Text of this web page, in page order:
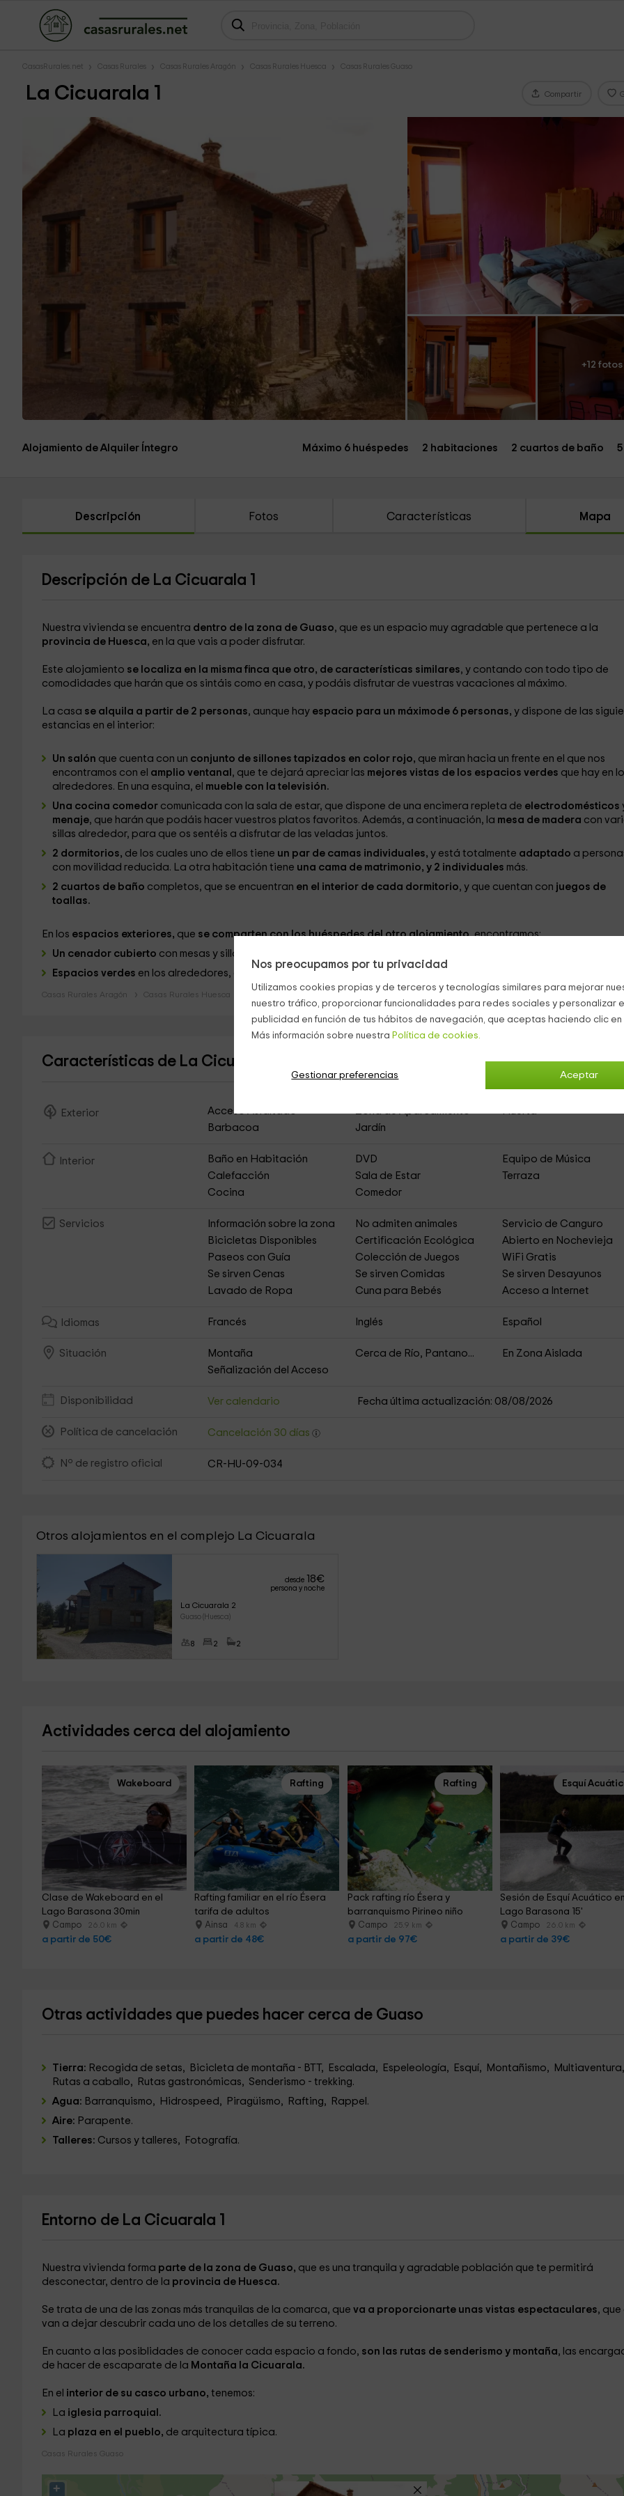
Nos preocupamos por tu privacidad
Utilizamos cookies propias y de terceros y tecnologías similares para mejorar
nuestro tráfico, proporcionar funcionalidades para redes sociales y personalizar
publicidad en función de tus hábitos de navegación, que aceptas haciendo clic
Más información sobre nuestra Política de cookies.
Aceptar
Gestionar preferencias
CasasRurales.net Casas Rurales Casas Rurales Aragón Casas Rurales Huesca Casas Rurales Guaso
La Cicuarala 1 Compartir
+12 fotos
Alojamiento de Alquiler Íntegro Máximo 6 huéspedes 2 habitaciones 2 cuartos de baño
Descripción Fotos Características Mapa
Descripción de La Cicuarala 1
Nuestra vivienda se encuentra dentro de la zona de Guaso, que es un espacio muy agradable que pertenece a la
provincia de Huesca, en la que vais a poder disfrutar.
Este alojamiento se localiza en la misma finca que otro, de características similares, y contando con todo tipo de
comodidades que harán que os sintáis como en casa, y podáis disfrutar de vuestras vacaciones al máximo.
La casa se alquila a partir de 2 personas, aunque hay espacio para un máximode 6 personas, y dispone de las
estancias en el interior:
Un salón que cuenta con un conjunto de sillones tapizados en color rojo, que miran hacia un frente en el que nos
encontramos con el amplio ventanal , que te dejará apreciar las mejores vistas de los espacios verdes que hay en
alrededores. En una esquina, el mueble con la televisión.
Una cocina comedor comunicada con la sala de estar, que dispone de una encimera repleta de electrodomésticos
menaje, que harán que podáis hacer vuestros platos favoritos. Además, a continuación, la mesa de madera con
sillas alrededor, para que os sentéis a disfrutar de las veladas juntos.
2 dormitorios, de los cuales uno de ellos tiene un par de camas individuales, y está totalmente adaptado a
con movilidad reducida. La otra habitación tiene una cama de matrimonio, y 2 individuales más.
2 cuartos de baño completos, que se encuentran en el interior de cada dormitorio, y que cuentan con juegos de
toallas.
En los espacios exteriores, que se comparten con los huéspedes del otro alojamiento, encontramos:
Un cenador cubierto con mesas y sillas, y
Espacios verdes en los alrededores, con una cama elástica para pasarlo en grande.
Casas Rurales Aragón Casas Rurales Huesca
Características de La Cicuarala 1
Exterior Acceso Asfaltado Zona de Aparcamiento
Huerta
Barbacoa
Jardín
Interior Baño en Habitación DVD
Equipo de Música
Calefacción
Sala de Estar
Terraza
Cocina
Comedor
Servicios Información sobre la zona No admiten animales
Servicio de Canguro
Bicicletas Disponibles
Certificación Ecológica
Abierto en Nochevieja
Paseos con Guía
Colección de Juegos
WiFi Gratis
Se sirven Cenas
Se sirven Comidas
Se sirven Desayunos
Lavado de Ropa
Cuna para Bebés Acceso a Internet
Idiomas Francés Inglés Español
Situación Montaña Cerca de Río, Pantano...
En Zona Aislada
Señalización del Acceso
Disponibilidad Ver calendario Fecha última actualización: 08/08/2026
Política de cancelación Cancelación 30 días
Nº de registro oficial CR-HU-09-034
Otros alojamientos en el complejo La Cicuarala
desde 18€
persona y noche
La Cicuarala 2
Guaso (Huesca)
8 2 2
Actividades cerca del alojamiento
Wakeboard
Clase de Wakeboard en el
Lago Barasona 30min
Campo 26.0 km
a partir de 50€
Rafting
Rafting familiar en el río Ésera
tarifa de adultos
Ainsa 4.8 km
a partir de 48€
Rafting
Pack rafting río Ésera y
barranquismo Pirineo niño
Campo 25.9 km
a partir de 97€
Esquí
Sesión de Esquí Acuático
Lago Barasona 15'
Campo 26.0 km
a partir de 39€
Otras actividades que puedes hacer cerca de Guaso
Tierra: Recogida de setas, Bicicleta de montaña - BTT, Escalada, Espeleología, Esquí, Montañismo, Multiaventura,
Rutas a caballo, Rutas gastronómicas, Senderismo - trekking.
Agua: Barranquismo, Hidrospeed, Piragüismo, Rafting, Rappel.
Aire: Parapente.
Talleres: Cursos y talleres, Fotografía.
Entorno de La Cicuarala 1
Nuestra vivienda forma parte de la zona de Guaso, que es una tranquila y agradable población que te permitirá
desconectar, dentro de la provincia de Huesca.
Se trata de una de las zonas más tranquilas de la comarca, que va a proporcionarte unas vistas espectaculares, que
van a dejar descubrir cada uno de los detalles de su terreno.
En cuanto a las posiblidades de conocer cada espacio a fondo, son las rutas de senderismo y montaña, las
de hacer de escaparate de la Montaña la Cicuarala.
En el interior de su casco urbano, tenemos:
La iglesia parroquial.
La plaza en el pueblo, de arquitectura típica.
Casas Rurales Guaso
+